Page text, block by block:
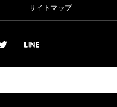
サイトマップ